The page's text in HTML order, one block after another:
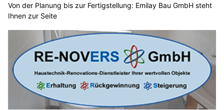
Von der Planung bis zur Fertigstellung: Emilay Bau GmbH steht
Ihnen zur Seite